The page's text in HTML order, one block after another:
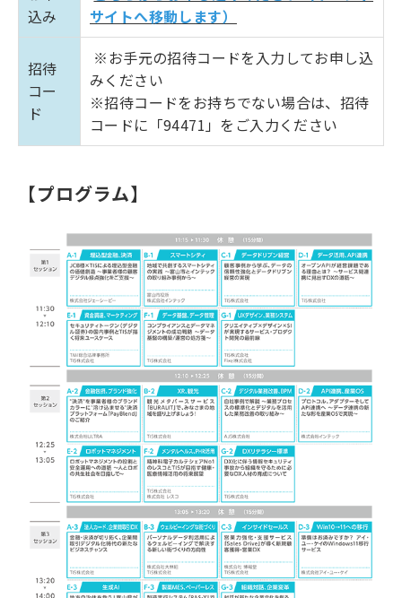
込み
サイトへ移動します）
招待
コー
ド
※お手元の招待コードを入力してお申し込
みください
※招待コードをお持ちでない場合は、招待
コードに「94471」をご入力ください
【プログラム】